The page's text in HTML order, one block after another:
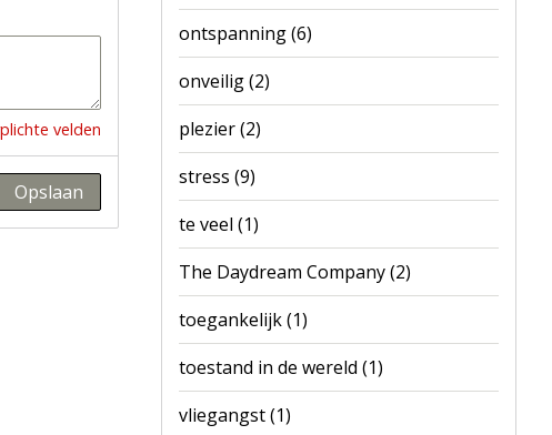
velden
Opslaan
ontspanning(6)
onveilig(2)
plezier(2)
stress (9)
te veel (1)
The Daydream Company(2)
toegankelijk(1)
toestand in de wereld (1)
vliegangst(1)